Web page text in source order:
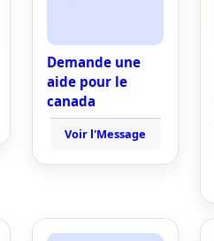
Demande une
aide pour le
canada
Voir l'Message